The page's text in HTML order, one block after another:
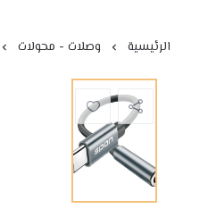
الرئيسية وصلات - محولات